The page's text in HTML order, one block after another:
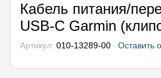
Кабель питания/
USB-C Garmin
Артикул: 010-13289-00 Оставить